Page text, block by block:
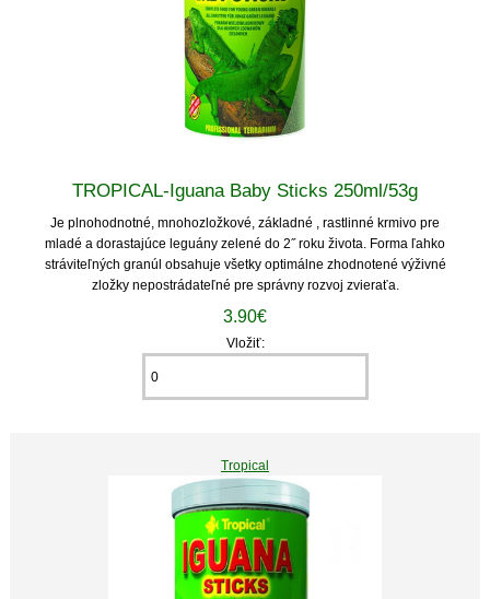
TROPICAL-Iguana Baby Sticks 250ml/53g
Je plnohodnotné, mnohozložkové, základné , rastlinné krmivo pre
mladé a dorastajúce leguány zelené do 2˝ roku života. Forma ľahko
stráviteľných granúl obsahuje všetky optimálne zhodnotené výživné
zložky nepostrádateľné pre správny rozvoj zvieraťa.
3.90€
Vložiť:
Tropical